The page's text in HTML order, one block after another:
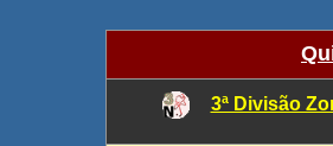
3ª Divisão